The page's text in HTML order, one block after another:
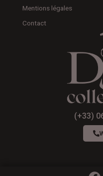
Mentions légales
Contact
(+33)